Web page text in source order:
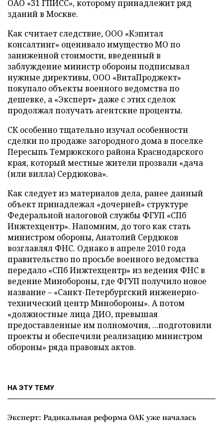
ОАО «31 ГПИСС», которому принадлежит ряд
зданий в Москве.
Как считает следствие, ООО «Кэпитал
консалтинг» оценивало имущество МО по
заниженной стоимости, введенный в
заблуждение министр обороны подписывал
нужные директивы, ООО «ВитаПроджект»
покупало объекты военного ведомства по
дешевке, а «Эксперт» даже с этих сделок
продолжал получать агентские проценты.
СК особенно тщательно изучал особенности
сделки по продаже загородного дома в поселке
Пересыпь Темрюкского района Краснодарского
края, который местные жители прозвали «дача
(или вилла) Сердюкова».
Как следует из материалов дела, ранее данный
объект принадлежал «дочерней» структуре
Федеральной налоговой службы ФГУП «СПб
Инжтехцентр». Напомним, до того как стать
министром обороны, Анатолий Сердюков
возглавлял ФНС. Однако в апреле 2010 года
правительство по просьбе военного ведомства
передало «СПб Инжтехцентр» из ведения ФНС в
ведение Минобороны, где ФГУП получило новое
название – «Санкт-Петербургский инженерно-
технический центр Минобороны». А потом
«должностные лица ДИО, превышая
предоставленные им полномочия, ...подготовили
проекты и обеспечили реализацию министром
обороны» ряда правовых актов.
НА ЭТУ ТЕМУ
Эксперт: Радикальная реформа ОАК уже началась